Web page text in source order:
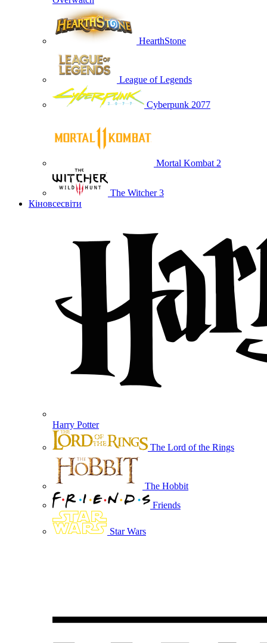
HearthStone
League of Legends
Cyberpunk 2077
Mortal Kombat 2
The Witcher 3
Кіновсесвіти
Harry Potter
The Lord of the Rings
The Hobbit
Friends
Star Wars